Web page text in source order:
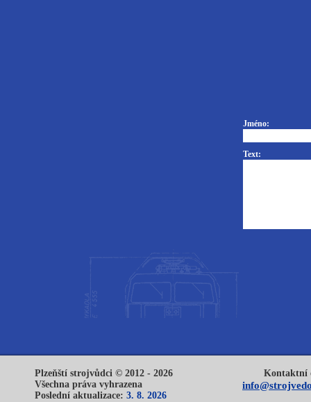
Jméno:
Text:
Plzeňští strojvůdci © 2012 - 2026
Všechna práva vyhrazena
Poslední aktualizace: 3. 8. 2026
Kontaktní